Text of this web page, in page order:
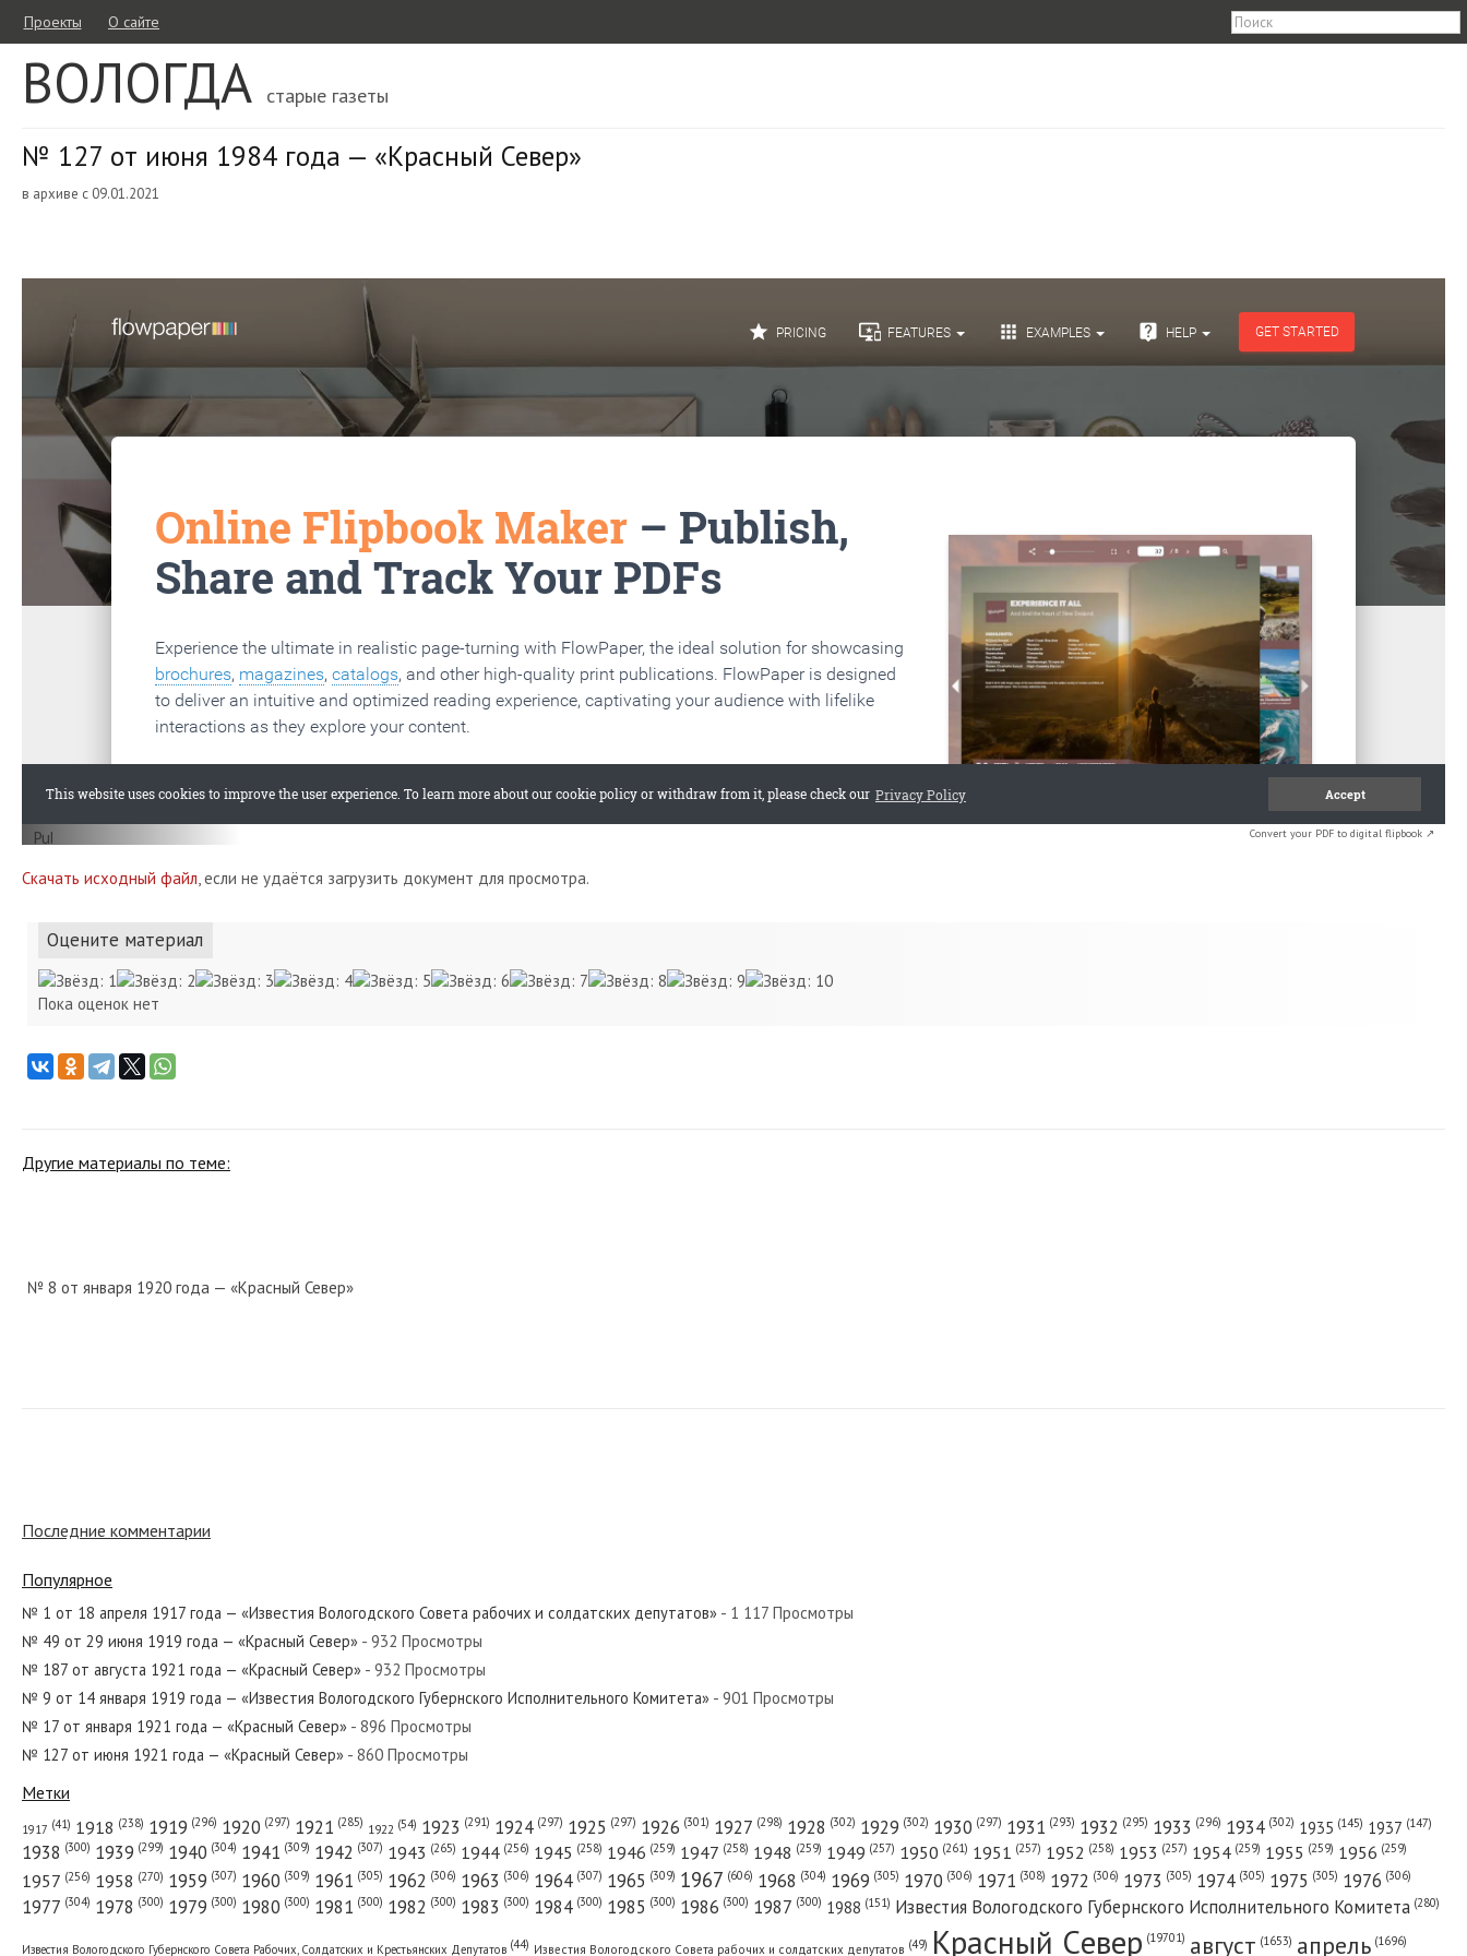
Проекты О сайте
ВОЛОГДА старые газеты
№ 127 от июня 1984 года — «Красный Север»
в архиве с 09.01.2021
Convert your PDF to digital flipbook ↗
Скачать исходный файл, если не удаётся загрузить документ для просмотра.
Оцените материал
Пока оценок нет
Другие материалы по теме:
№ 8 от января 1920 года — «Красный Север»
№ 269 от ноября 1961 года — «Красный Север»
№ 39 от февраля 1931 года — «Красный Север»
№ 87 от апреля 1943 года — «Красный Север»
Последние комментарии
Популярное
№ 1 от 18 апреля 1917 года — «Известия Вологодского Совета рабочих и солдатских депутатов» - 1 117 Просмотры
№ 49 от 29 июня 1919 года — «Красный Север» - 932 Просмотры
№ 187 от августа 1921 года — «Красный Север» - 932 Просмотры
№ 9 от 14 января 1919 года — «Известия Вологодского Губернского Исполнительного Комитета» - 901 Просмотры
№ 17 от января 1921 года — «Красный Север» - 896 Просмотры
№ 127 от июня 1921 года — «Красный Север» - 860 Просмотры
Метки
1917 (41) 1918 (238) 1919 (296) 1920 (297) 1921 (285) 1922 (54) 1923 (291) 1924 (297) 1925 (297) 1926 (301) 1927 (298) 1928 (302) 1929 (302) 1930 (297) 1931 (293) 1932 (295) 1933 (296) 1934 (302) 1935 (145) 1937 (147)
1938 (300) 1939 (299) 1940 (304) 1941 (309) 1942 (307) 1943 (265) 1944 (256) 1945 (258) 1946 (259) 1947 (258) 1948 (259) 1949 (257) 1950 (261) 1951 (257) 1952 (258) 1953 (257) 1954 (259) 1955 (259) 1956 (259)
1957 (256) 1958 (270) 1959 (307) 1960 (309) 1961 (305) 1962 (306) 1963 (306) 1964 (307) 1965 (309) 1967 (606) 1968 (304) 1969 (305) 1970 (306) 1971 (308) 1972 (306) 1973 (305) 1974 (305) 1975 (305) 1976 (306)
1977 (304) 1978 (300) 1979 (300) 1980 (300) 1981 (300) 1982 (300) 1983 (300) 1984 (300) 1985 (300) 1986 (300) 1987 (300) 1988 (151) Известия Вологодского Губернского Исполнительного Комитета (280)
Известия Вологодского Губернского Совета Рабочих, Солдатских и Крестьянских Депутатов (44) Известия Вологодского Совета рабочих и солдатских депутатов (49) Красный Cевер (19701) август (1653) апрель (1696)